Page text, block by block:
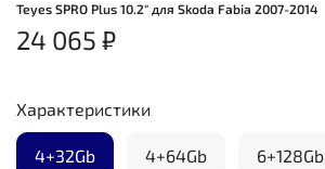
Teyes SPRO Plus 10.2" для Skoda Fabia 2007-2014
24 065 ₽
Характеристики
4+32Gb 4+64Gb 6+128Gb